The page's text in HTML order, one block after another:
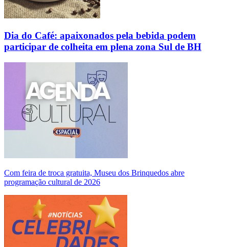
Dia do Café: apaixonados pela bebida podem
participar de colheita em plena zona Sul de BH
Com feira de troca gratuita, Museu dos Brinquedos abre
programação cultural de 2026